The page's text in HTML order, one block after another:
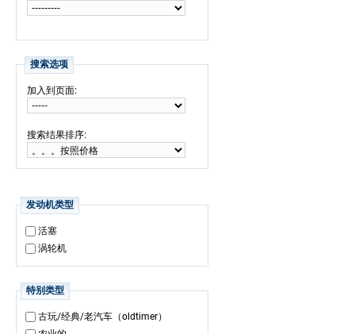
搜索选项
加入到页面:
搜索结果排序:
发动机类型
活塞
涡轮机
特别类型
古玩/经典/老汽车（oldtimer）